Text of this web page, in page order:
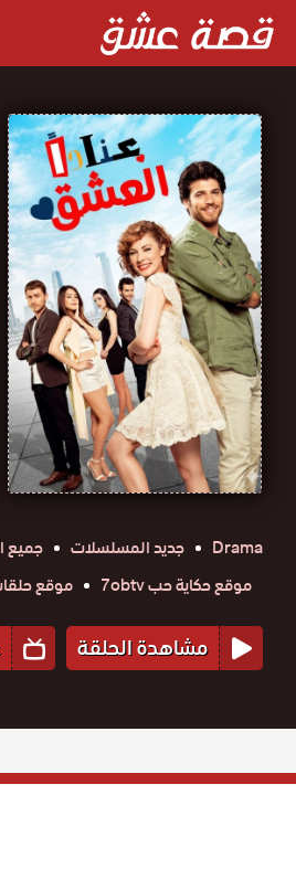
Drama
جديد المسلسلات جميع
موقع حكاية حب 7obtv
موقع
مشاهدة الحلقة